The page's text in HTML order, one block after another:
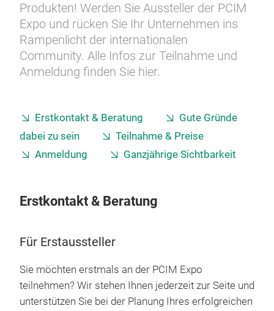
Produkten! Werden Sie Aussteller der PCIM
Expo und rücken Sie Ihr Unternehmen ins
Rampenlicht der internationalen
Community. Alle Infos zur Teilnahme und
Anmeldung finden Sie hier.
Erstkontakt & Beratung
Gute Gründe
dabei zu sein
Teilnahme & Preise
Anmeldung
Ganzjährige Sichtbarkeit
Erstkontakt & Beratung
Für Erstaussteller
Sie möchten erstmals an der PCIM Expo
teilnehmen? Wir stehen Ihnen jederzeit zur Seite und
unterstützen Sie bei der Planung Ihres erfolgreichen